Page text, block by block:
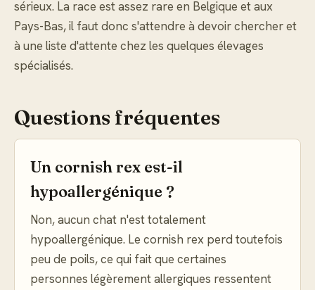
sérieux. La race est assez rare en Belgique et aux
Pays-Bas, il faut donc s'attendre à devoir chercher et
à une liste d'attente chez les quelques élevages
spécialisés.
Questions fréquentes
Un cornish rex est-il
hypoallergénique ?
Non, aucun chat n'est totalement
hypoallergénique. Le cornish rex perd toutefois
peu de poils, ce qui fait que certaines
personnes légèrement allergiques ressentent